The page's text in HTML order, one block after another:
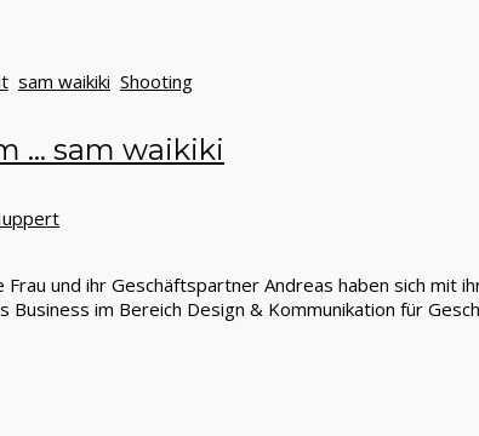
sam waikiki Shooting
… sam waikiki
Frau und ihr Geschäftspartner Andreas haben sich
Business im Bereich Design & Kommunikation für